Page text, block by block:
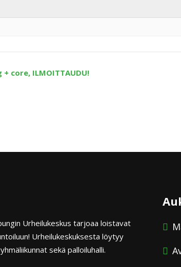
+ core, ILMOITTAUDU!
Urheilukeskus tarjoaa loistavat
Urheilukeskuksesta löytyy
sekä palloiluhalli.